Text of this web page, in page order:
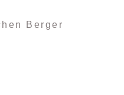
Berger